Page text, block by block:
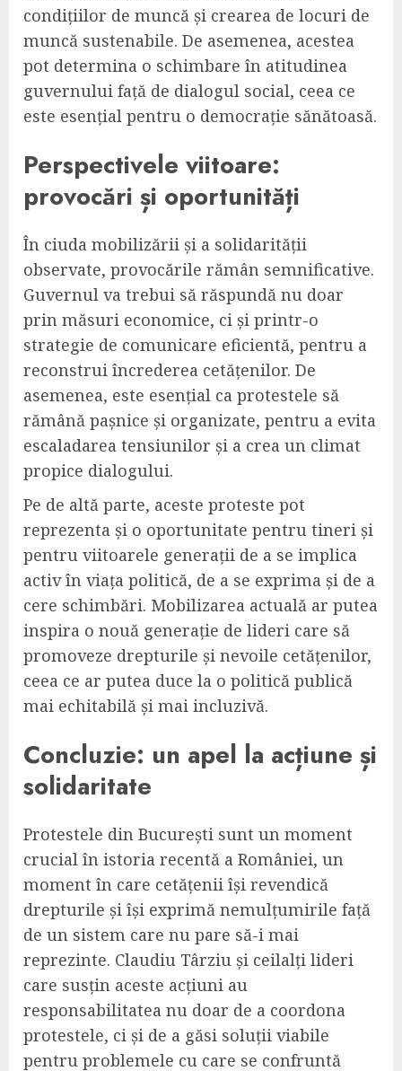
condițiilor de muncă și crearea de locuri de
muncă sustenabile. De asemenea, acestea
pot determina o schimbare în atitudinea
guvernului față de dialogul social, ceea ce
este esențial pentru o democrație sănătoasă.
Perspectivele viitoare:
provocări și oportunități
În ciuda mobilizării și a solidarității
observate, provocările rămân semnificative.
Guvernul va trebui să răspundă nu doar
prin măsuri economice, ci și printr-o
strategie de comunicare eficientă, pentru a
reconstrui încrederea cetățenilor. De
asemenea, este esențial ca protestele să
rămână pașnice și organizate, pentru a evita
escaladarea tensiunilor și a crea un climat
propice dialogului.
Pe de altă parte, aceste proteste pot
reprezenta și o oportunitate pentru tineri și
pentru viitoarele generații de a se implica
activ în viața politică, de a se exprima și de a
cere schimbări. Mobilizarea actuală ar putea
inspira o nouă generație de lideri care să
promoveze drepturile și nevoile cetățenilor,
ceea ce ar putea duce la o politică publică
mai echitabilă și mai incluzivă.
Concluzie: un apel la acțiune și
solidaritate
Protestele din București sunt un moment
crucial în istoria recentă a României, un
moment în care cetățenii își revendică
drepturile și își exprimă nemulțumirile față
de un sistem care nu pare să-i mai
reprezinte. Claudiu Târziu și ceilalți lideri
care susțin aceste acțiuni au
responsabilitatea nu doar de a coordona
protestele, ci și de a găsi soluții viabile
pentru problemele cu care se confruntă